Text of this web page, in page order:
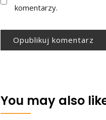
komentarzy.
You may also